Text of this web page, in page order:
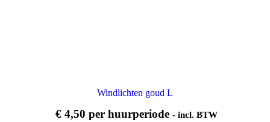
Windlichten goud L
€ 4,50 per huurperiode - incl. BTW